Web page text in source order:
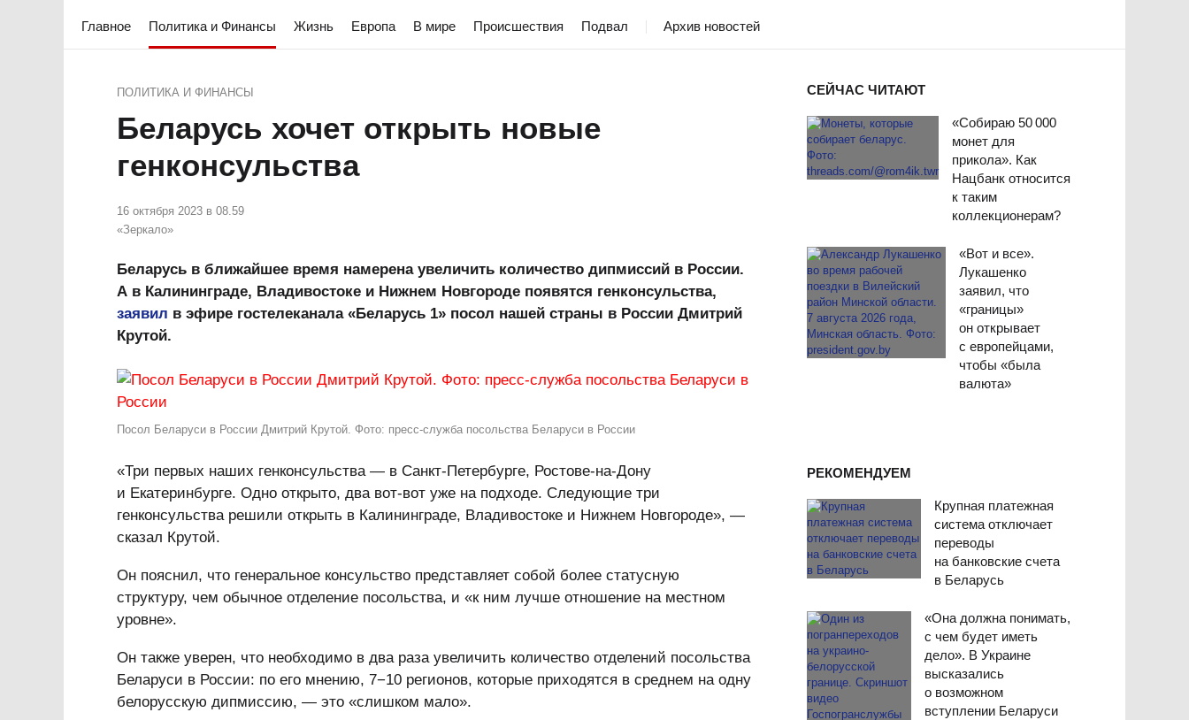
Главное Политика и Финансы Жизнь Европа В мире Происшествия Подвал Архив новостей
СЕЙЧАС ЧИТАЮТ
«Собираю 50 000
монет для
прикола». Как
Нацбанк относится
к таким
коллекционерам?
«Вот и все».
Лукашенко
заявил, что
«границы»
он открывает
с европейцами,
чтобы «была
валюта»
РЕКОМЕНДУЕМ
Крупная платежная
система отключает
переводы
на банковские счета
в Беларусь
«Она должна понимать,
с чем будет иметь
дело». В Украине
высказались
о возможном
вступлении Беларуси
ПОЛИТИКА И ФИНАНСЫ
Беларусь хочет открыть новые
генконсульства
16 октября 2023 в 08.59
«Зеркало»
Беларусь в ближайшее время намерена увеличить количество дипмиссий в России.
А в Калининграде, Владивостоке и Нижнем Новгороде появятся генконсульства,
заявил в эфире гостелеканала «Беларусь 1» посол нашей страны в России Дмитрий
Крутой.
Посол Беларуси в России Дмитрий Крутой. Фото: пресс-служба посольства Беларуси в России
«Три первых наших генконсульства — в Санкт-Петербурге, Ростове-на-Дону
и Екатеринбурге. Одно открыто, два вот-вот уже на подходе. Следующие три
генконсульства решили открыть в Калининграде, Владивостоке и Нижнем Новгороде», —
сказал Крутой.
Он пояснил, что генеральное консульство представляет собой более статусную
структуру, чем обычное отделение посольства, и «к ним лучше отношение на местном
уровне».
Он также уверен, что необходимо в два раза увеличить количество отделений посольства
Беларуси в России: по его мнению, 7−10 регионов, которые приходятся в среднем на одну
белорусскую дипмиссию, — это «слишком мало».